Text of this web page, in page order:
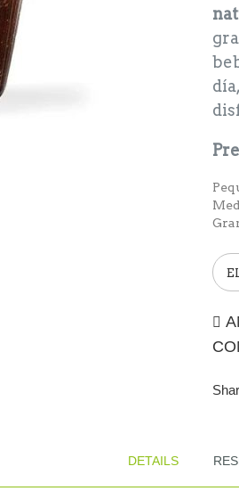
DETAILS